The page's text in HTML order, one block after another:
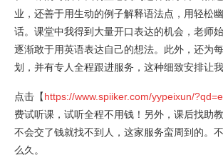
业，还善于用生动的例子解释语法点，用轻松
话。课堂中我得到大量开口表达的机会，老师
逐渐敢于用英语表达自己的想法。此外，还为
划，并有专人全程跟进服务，这种细致安排让我
点击【https://www.spiiker.com/yypeixun/
费试听课，试听全程不用钱！另外，课后找助
不会交了钱就找不到人，这家服务蛮周到的。
么久。